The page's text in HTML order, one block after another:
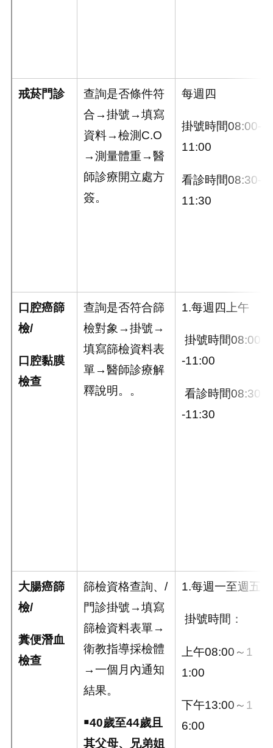
戒菸門診
查詢是否條件符
合→掛號→填寫
資料→檢測C.O
→測量體重→醫
師診療開立處方
簽。
每週四
掛號時間08:00-
11:00
看診時間08:30-
11:30
口腔癌篩
檢/
口腔黏膜
檢查
查詢是否符合篩
檢對象→掛號→
填寫篩檢資料表
單→醫師診療解
釋說明。。
1.每週四上午
掛號時間08:00
-11:00
看診時間08:30
-11:30
大腸癌篩
檢/
糞便潛血
檢查
篩檢資格查詢、/
門診掛號→填寫
篩檢資料表單→
衛教指導採檢體
→一個月內通知
結果。
￭40歲至44歲且
其父母、兄弟姐
1.每週一至週五
掛號時間：
上午08:00～1
1:00
下午13:00～1
6:00